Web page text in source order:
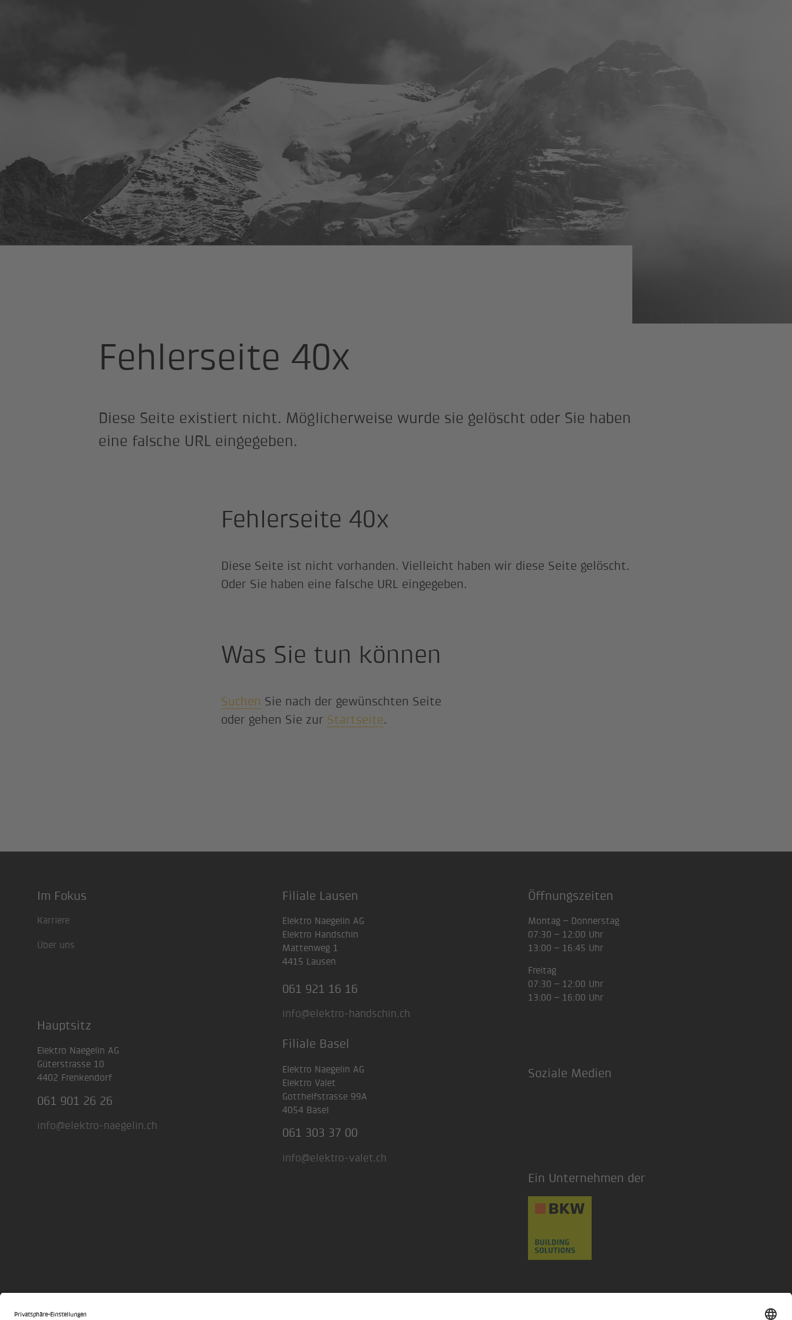
Fehlerseite 40x
Diese Seite existiert nicht. Möglicherweise wurde sie gelöscht oder Sie haben
eine falsche URL eingegeben.
Fehlerseite 40x
Diese Seite ist nicht vorhanden. Vielleicht haben wir diese Seite gelöscht.
Oder Sie haben eine falsche URL eingegeben.
Was Sie tun können
Suchen Sie nach der gewünschten Seite
oder gehen Sie zur Startseite.
Footer
Im Fokus
Karriere
Über uns
Hauptsitz
Elektro Naegelin AG
Güterstrasse 10
4402 Frenkendorf
061 901 26 26
info@elektro-naegelin.ch
Filiale Lausen
Elektro Naegelin AG
Elektro Handschin
Mattenweg 1
4415 Lausen
061 921 16 16
info@elektro-handschin.ch
Filiale Basel
Elektro Naegelin AG
Elektro Valet
Gotthelfstrasse 99A
4054 Basel
061 303 37 00
info@elektro-valet.ch
Öffnungszeiten
Montag – Donnerstag
07:30 – 12:00 Uhr
13:00 – 16:45 Uhr
Freitag
07:30 – 12:00 Uhr
13:00 – 16:00 Uhr
Soziale Medien
Ein Unternehmen der
© Elektro Naegelin AG 2026